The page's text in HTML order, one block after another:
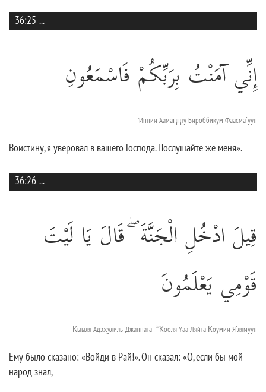
36:25 ...
إِنِّي آمَنْتُ بِرَبِّكُمْ فَاسْمَعُونِ
'Иннии 'Аамаңңту Бироббикум Фаасма`уун
Воистину, я уверовал в вашего Господа. Послушайте же меня».
36:26 ...
قِيلَ ادْخُلِ الْجَنَّةَ ۖ قَالَ يَا لَيْتَ
قَوْمِي يَعْلَمُونَ
К̣ыыля Адэх̮улиль-Джанната ۖ К̣ооля Yаа Ляйта К̣оумии Я`лямуун
Ему было сказано: «Войди в Рай!». Он сказал: «О, если бы мой
народ знал,